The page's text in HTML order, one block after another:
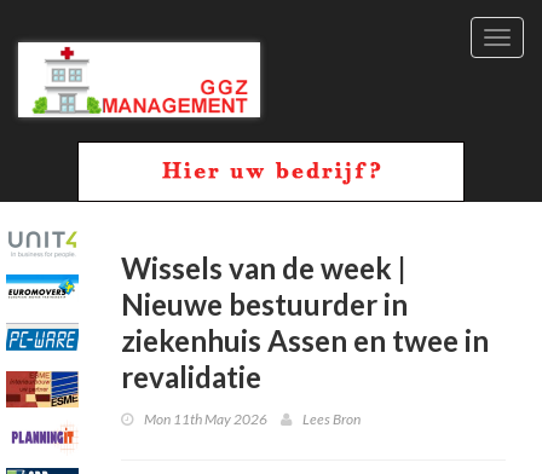
Wissels van de week |
Nieuwe bestuurder in
ziekenhuis Assen en twee in
revalidatie
Mon 11th May 2026 Lees Bron